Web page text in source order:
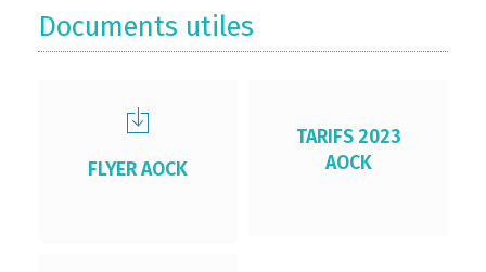
Documents utiles
FLYER AOCK
TARIFS 2023
AOCK